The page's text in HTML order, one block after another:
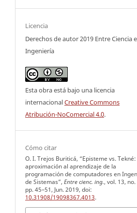
Licencia
Derechos de autor 2019 Entre Ciencia e
Ingeniería
Esta obra está bajo una licencia
internacionalCreative Commons
Atribución-NoComercial 4.0.
Cómo citar
O. I. Trejos Buriticá, “Episteme vs.
aproximación al aprendizaje de la
programación de computadores en
de Sistemas”, Entre cienc. ing., vol. 13, no.
pp. 45–51, Jun. 2019, doi:
10.31908/19098367.4013.